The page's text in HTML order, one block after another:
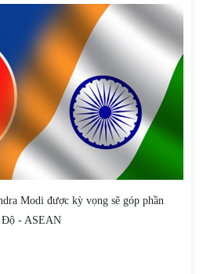
Modi được kỳ vọng sẽ góp phần
Độ - ASEAN